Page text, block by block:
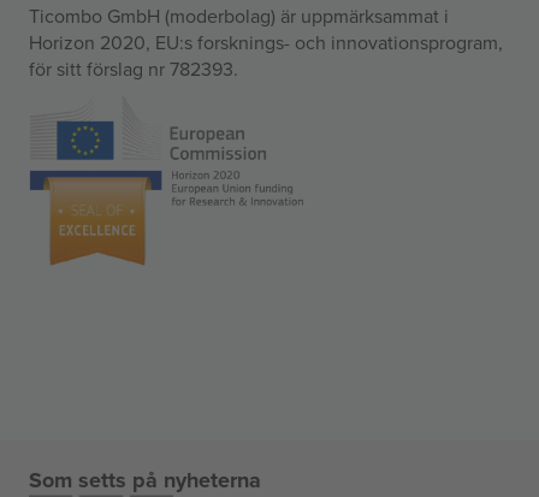
Ticombo GmbH (moderbolag) är uppmärksammat i
Horizon 2020, EU:s forsknings- och innovationsprogram,
för sitt förslag nr 782393.
Som setts på nyheterna